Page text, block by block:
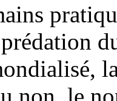
non, le